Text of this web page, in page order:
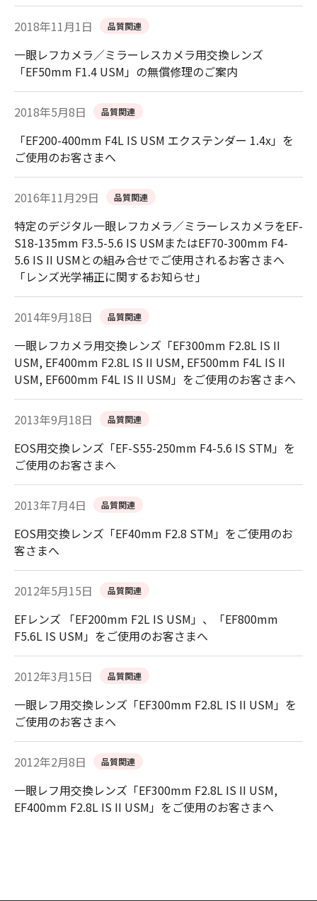
2018年11月1日 品質関連
一眼レフカメラ／ミラーレスカメラ用交換レンズ
「EF50mm F1.4 USM」の無償修理のご案内
2018年5月8日 品質関連
「EF200-400mm F4L IS USM エクステンダー 1.4x」を
ご使用のお客さまへ
2016年11月29日 品質関連
特定のデジタル一眼レフカメラ／ミラーレスカメラをEF-
S18-135mm F3.5-5.6 IS USMまたはEF70-300mm F4-
5.6 IS II USMとの組み合せでご使用されるお客さまへ
「レンズ光学補正に関するお知らせ」
2014年9月18日 品質関連
一眼レフカメラ用交換レンズ「EF300mm F2.8L IS II
USM, EF400mm F2.8L IS II USM, EF500mm F4L IS II
USM, EF600mm F4L IS II USM」をご使用のお客さまへ
2013年9月18日 品質関連
EOS用交換レンズ「EF-S55-250mm F4-5.6 IS STM」を
ご使用のお客さまへ
2013年7月4日 品質関連
EOS用交換レンズ「EF40mm F2.8 STM」をご使用のお
客さまへ
2012年5月15日 品質関連
EFレンズ 「EF200mm F2L IS USM」、「EF800mm
F5.6L IS USM」をご使用のお客さまへ
2012年3月15日 品質関連
一眼レフ用交換レンズ「EF300mm F2.8L IS II USM」を
ご使用のお客さまへ
2012年2月8日 品質関連
一眼レフ用交換レンズ「EF300mm F2.8L IS II USM,
EF400mm F2.8L IS II USM」をご使用のお客さまへ